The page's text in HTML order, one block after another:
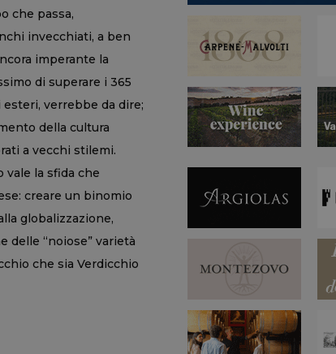
che passa,
invecchiati, a ben
imperante la
di superare i 365
verrebbe da dire;
della cultura
a vecchi stilemi.
vale la sfida che
creare un binomio
globalizzazione,
delle “noiose” varietà
che sia Verdicchio